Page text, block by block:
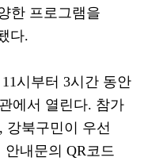
한 프로그램을
다.
11시부터 3시간 동안
에서 열린다. 참가
, 강북구민이 우선
안내문의 QR코드